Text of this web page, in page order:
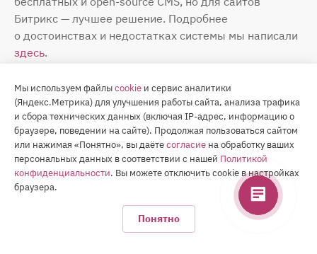
Битрикс — лучшее решение. Подробнее
о достоинствах и недостатках системы мы написали
здесь.
Если кратко: сайты на платформе «1С-Битрикс» —
это удобство, надежность и высокая посещаемость.
В коробке уже заложены вагон и маленькая тележка
функционала, а в шаблоне готового решения — еще
и встроенные фишки для SEO-продвижения.
Беспорно, систему нужно уметь настраивать, но это
уже включено в стоимость решения.
Мы используем файлыcookie и сервис аналитики
(Яндекс.Метрика) для улучшения работы сайта, анализа трафика
и сбора технических данных (включая IP-адрес, информацию о
браузере, поведении на сайте). Продолжая пользоваться сайтом
или нажимая «Понятно», вы даётесогласие на обработку ваших
персональных данных в соответствии с нашей Политикой
конфиденциальности. Вы можете отключить cookie в настройках
браузера.
Понятно